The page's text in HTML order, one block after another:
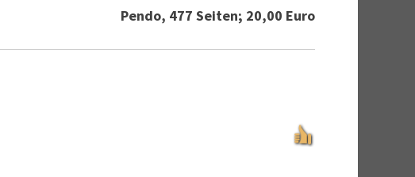
Pendo, 477 Seiten; 20,00 Euro